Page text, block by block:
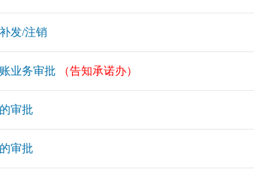
发/注销
业务审批 （告知承诺办）
审批
审批